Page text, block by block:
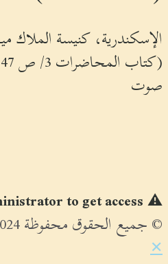
الإسكندرية، كنيسة الملاك
(كتاب المحاضرات 3/ ص 147).
صوت
⚠
to get access.
© جميع الحقوق محفوظة 2024
✕